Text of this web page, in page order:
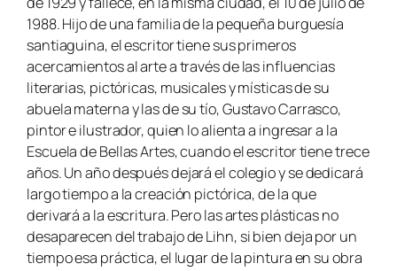
1988. Hijo de una familia de la pequeña burguesía
santiaguina, el escritor tiene sus primeros
acercamientos al arte a través de las influencias
literarias, pictóricas, musicales y místicas de su
abuela materna y las de su tío, Gustavo Carrasco,
pintor e ilustrador, quien lo alienta a ingresar a la
Escuela de Bellas Artes, cuando el escritor tiene trece
años. Un año después dejará el colegio y se dedicará
largo tiempo a la creación pictórica, de la que
derivará a la escritura. Pero las artes plásticas no
desaparecen del trabajo de Lihn, si bien deja por un
tiempo esa práctica, el lugar de la pintura en su obra